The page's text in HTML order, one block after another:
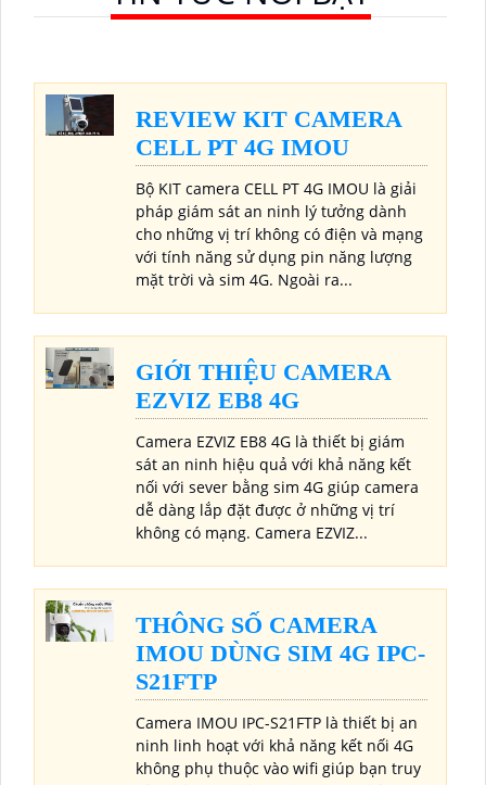
REVIEW KIT CAMERA
CELL PT 4G IMOU
Bộ KIT camera CELL PT 4G IMOU là giải
pháp giám sát an ninh lý tưởng dành
cho những vị trí không có điện và mạng
với tính năng sử dụng pin năng lượng
mặt trời và sim 4G. Ngoài ra...
GIỚI THIỆU CAMERA
EZVIZ EB8 4G
Camera EZVIZ EB8 4G là thiết bị giám
sát an ninh hiệu quả với khả năng kết
nối với sever bằng sim 4G giúp camera
dễ dàng lắp đặt được ở những vị trí
không có mạng. Camera EZVIZ...
THÔNG SỐ CAMERA
IMOU DÙNG SIM 4G IPC-
S21FTP
Camera IMOU IPC-S21FTP là thiết bị an
ninh linh hoạt với khả năng kết nối 4G
không phụ thuộc vào wifi giúp bạn truy